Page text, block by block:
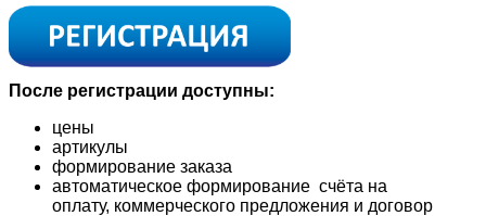
После регистрации доступны:
цены
артикулы
формирование заказа
автоматическое формирование счёта на
оплату, коммерческого предложения и договор